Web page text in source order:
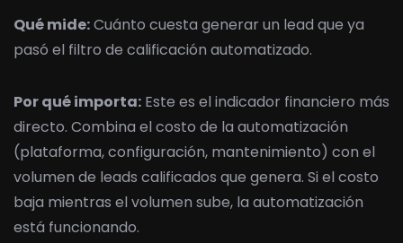
Qué mide:Cuánto cuesta generar un lead que ya
pasó el filtro de calificación automatizado.
Por qué importa: Este es el indicador financiero más
directo. Combina el costo de la automatización
(plataforma, configuración, mantenimiento) con el
volumen de leads calificados que genera. Si el costo
baja mientras el volumen sube, la automatización
está funcionando.